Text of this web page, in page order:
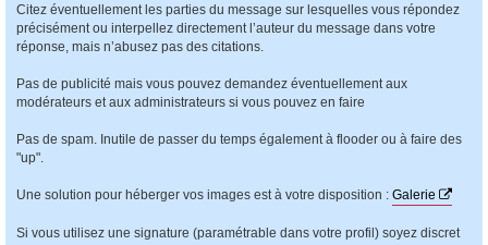
Citez éventuellement les parties du message sur lesquelles vous répondez
précisément ou interpellez directement l’auteur du message dans votre
réponse, mais n’abusez pas des citations.
Pas de publicité mais vous pouvez demandez éventuellement aux
modérateurs et aux administrateurs si vous pouvez en faire
Pas de spam. Inutile de passer du temps également à flooder ou à faire des
"up".
Une solution pour héberger vos images est à votre disposition : Galerie
Si vous utilisez une signature (paramétrable dans votre profil) soyez discret